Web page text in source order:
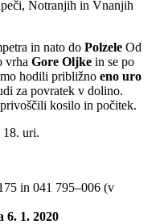
Notranjih in Vnanjih
in nato do Polzele Od
vrha Gore Oljke in se po
hodili približno eno uro
za povratek v dolino.
kosilo in počitek.
uri.
in 041 795–006 (v
6. 1. 2020